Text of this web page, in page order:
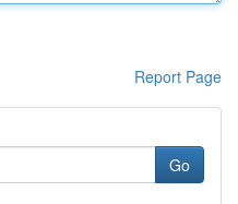
Report Page
Go